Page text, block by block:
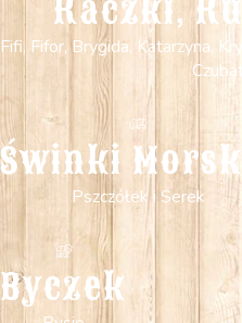
Kaczki,
Fifi, Fifor, Brygida, Katarzyna,
Świnki
Pszczółek i Serek
Byczek